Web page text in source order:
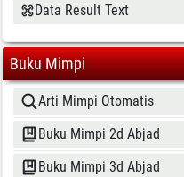
Data Result Text
Buku Mimpi
Arti Mimpi Otomatis
Buku Mimpi 2d Abjad
Buku Mimpi 3d Abjad